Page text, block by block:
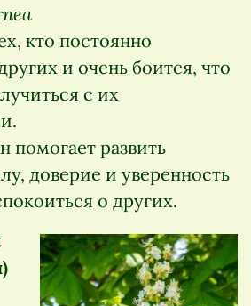
кто постоянно
и очень боится, что
с их
помогает развить
доверие и уверенность
о других.